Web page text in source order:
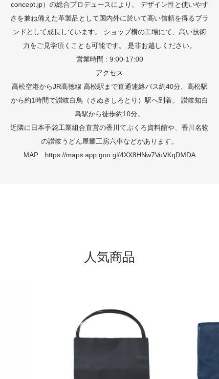
concept.jp）の総合プロデュースにより、 デザイン性と使いやす
さを兼ね備えた革製品として国内外に於いて高い信頼を得るブラ
ンドとして成長しています。 ショップ横の工場にて、高い技術
力をご見学頂くことも可能です。 是非お越しください。
営業時間 : 9:00-17:00
アクセス
高松空港からJR高徳線 高松駅まで直通連絡バス約40分、高松駅
から約1時間で讃岐白鳥（さぬきしろとり）駅へ到着。 讃岐知白
鳥駅から徒歩約10分。
近隣に日本手袋工業組合直営の香川てぶくろ資料館や、香川名物
の讃岐うどん屋麺工房六車などがあります。
MAP https://maps.app.goo.gl/4XX8HNw7VuVKqDMDA
人気商品